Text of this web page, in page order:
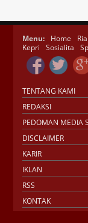
Menu: Home
Kepri
Sosialita
TENTANG KAMI
REDAKSI
PEDOMAN MEDIA
DISCLAIMER
KARIR
IKLAN
RSS
KONTAK